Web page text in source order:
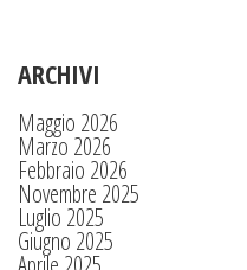
ARCHIVI
Maggio 2026
Marzo 2026
Febbraio 2026
Novembre 2025
Luglio 2025
Giugno 2025